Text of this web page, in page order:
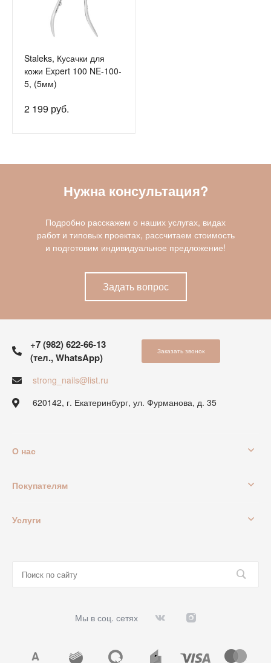
Staleks, Кусачки для
кожи Expert 100 NE-100-
5, (5мм)
2 199 руб.
Нужна консультация?
Подробно расскажем о наших услугах, видах
работ и типовых проектах, рассчитаем стоимость
и подготовим индивидуальное предложение!
Задать вопрос
+7 (982) 622-66-13
(тел., WhatsApp)
Заказать звонок
strong_nails@list.ru
620142, г. Екатеринбург, ул. Фурманова, д. 35
О нас
Покупателям
Услуги
Мы в соц. сетях